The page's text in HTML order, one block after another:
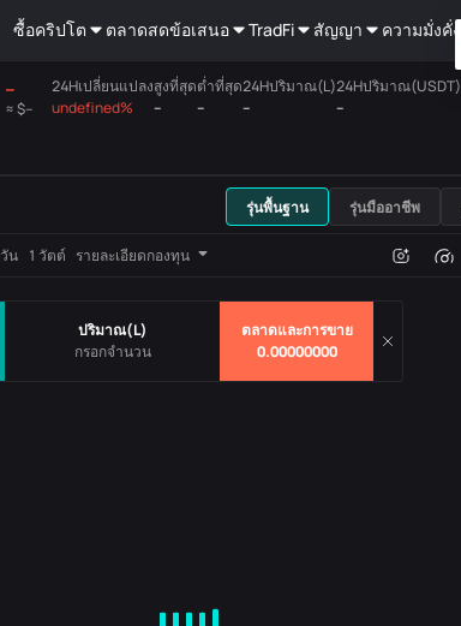
ซื้อคริปโต ตลาดสดข้อเสนอ TradFi สัญญา ความมั่งคั่ง
ปริมาณ(L)
ตลาดและการขาย
0.00000000
--
≈$--
24Hเปลี่ยนแปลง
undefined%
สูงที่สุด
--
ต่ำที่สุด
--
24Hปริมาณ(L)
--
24Hปริมาณ(USDT)
--
USDT
ปริมาณธุรกรรม
รุ่นพื้นฐาน รุ่นมืออาชีพ
วัน 1 วัตต์ รายละเอียดกองทุน